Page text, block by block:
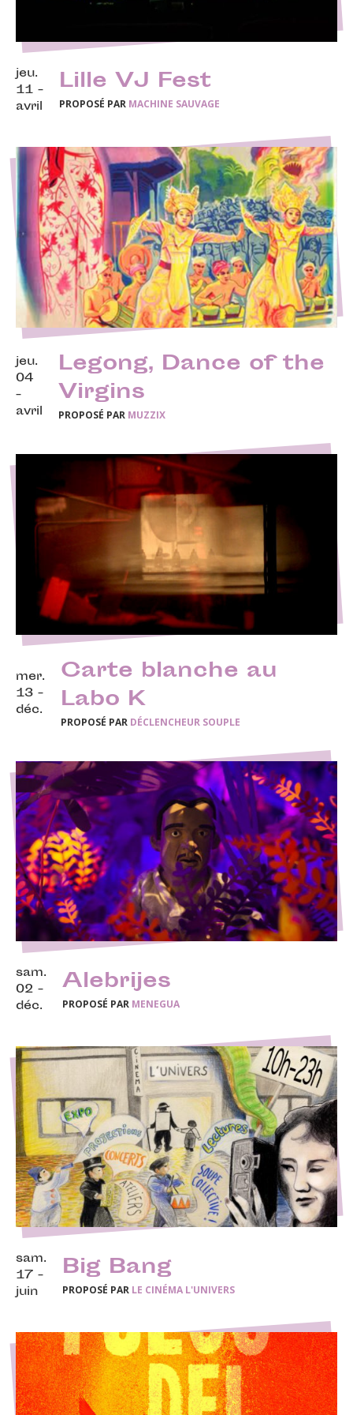
jeu.
11 -
avril
Lille VJ Fest
PROPOSÉ PAR MACHINE SAUVAGE
jeu.
04
-
avril
Legong, Dance of the
Virgins
PROPOSÉ PAR MUZZIX
mer.
13 -
déc.
Carte blanche au
Labo K
PROPOSÉ PAR DÉCLENCHEUR SOUPLE
sam.
02 -
déc.
Alebrijes
PROPOSÉ PAR MENEGUA
sam.
17 -
juin
Big Bang
PROPOSÉ PAR LE CINÉMA L'UNIVERS